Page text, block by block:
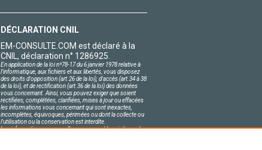
DÉCLARATION CNIL
EM-CONSULTE.COM est déclaré à la
CNIL, déclaration n° 1286925.
En application de la loi nº78-17 du 6 janvier 1978 relative à
l'informatique, aux fichiers et aux libertés, vous disposez
des droits d'opposition (art.26 de la loi), d'accès (art.34 à 38
de la loi), et de rectification (art.36 de la loi) des données
vous concernant. Ainsi, vous pouvez exiger que soient
rectifiées, complétées, clarifiées, mises à jour ou effacées
les informations vous concernant qui sont inexactes,
incomplètes, équivoques, périmées ou dont la collecte ou
l'utilisation ou la conservation est interdite.
Les informations personnelles concernant les visiteurs de